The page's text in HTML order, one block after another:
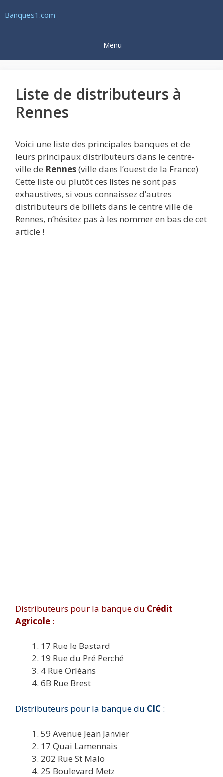
auBanques1.com
Menu
Liste de distributeurs à
Rennes
Voici une liste des principales banques et de
leurs principaux distributeurs dans le centre-
ville de Rennes(ville dans l’ouest de la France)
Cette liste ou plutôt ces listes ne sont pas
exhaustives, si vous connaissez d’autres
distributeurs de billets dans le centre ville de
Rennes, n’hésitez pas à les nommer en bas de cet
article !
Distributeurs pour la banque du Crédit
Agricole :
17 Rue le Bastard
19 Rue du Pré Perché
4 Rue Orléans
6B Rue Brest
Distributeurs pour la banque du CIC :
59 Avenue Jean Janvier
17 Quai Lamennais
202 Rue St Malo
25 Boulevard Metz